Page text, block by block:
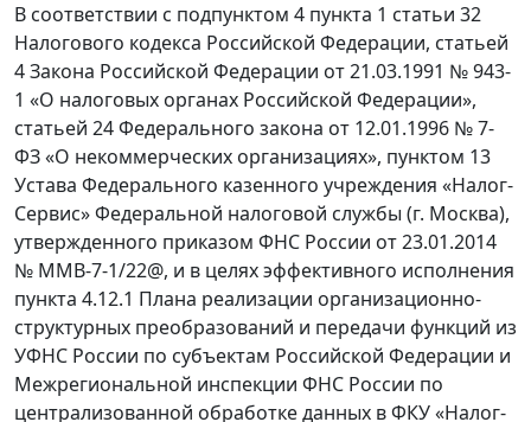
В соответствии с подпунктом 4 пункта 1 статьи 32
Налогового кодекса Российской Федерации, статьей
4 Закона Российской Федерации от 21.03.1991 № 943-
1 «О налоговых органах Российской Федерации»,
статьей 24 Федерального закона от 12.01.1996 № 7-
ФЗ «О некоммерческих организациях», пунктом 13
Устава Федерального казенного учреждения «Налог-
Сервис» Федеральной налоговой службы (г. Москва),
утвержденного приказом ФНС России от 23.01.2014
№ ММВ-7-1/22@, и в целях эффективного исполнения
пункта 4.12.1 Плана реализации организационно-
структурных преобразований и передачи функций из
УФНС России по субъектам Российской Федерации и
Межрегиональной инспекции ФНС России по
централизованной обработке данных в ФКУ «Налог-